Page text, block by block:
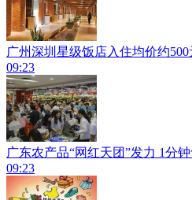
广州深圳星级饭店入住均价约
09:23
广东农产品“网红天团”发力 1分
09:23